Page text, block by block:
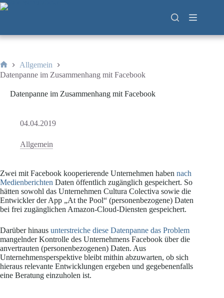
Zum
Inhalt
Start
Allgemein
Datenpanne im Zusammenhang mit Facebook
Datenpanne im Zusammenhang mit Facebook
04.04.2019
Allgemein
Zwei mit Facebook kooperierende Unternehmen haben nach
Medienberichten Daten öffentlich zugänglich gespeichert. So
hätten sowohl das Unternehmen Cultura Colectiva sowie die
Entwickler der App „At the Pool“ (personenbezogene) Daten
bei frei zugänglichen Amazon-Cloud-Diensten gespeichert.
Darüber hinaus unterstreiche diese Datenpanne das Problem
mangelnder Kontrolle des Unternehmens Facebook über die
anvertrauten (personenbezogenen) Daten. Aus
Unternehmensperspektive bleibt mithin abzuwarten, ob sich
hieraus relevante Entwicklungen ergeben und gegebenenfalls
eine Beratung einzuholen ist.